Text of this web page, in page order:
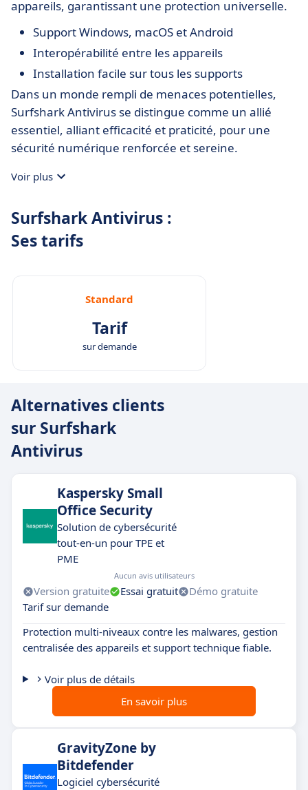
appareils, garantissant une protection universelle.
Support Windows, macOS et Android
Interopérabilité entre les appareils
Installation facile sur tous les supports
Dans un monde rempli de menaces potentielles,
Surfshark Antivirus se distingue comme un allié
essentiel, alliant efficacité et praticité, pour une
sécurité numérique renforcée et sereine.
Voir plus
Surfshark Antivirus :
Ses tarifs
Standard
Tarif
sur demande
Alternatives clients
sur Surfshark
Antivirus
Kaspersky Small
Office Security
Solution de cybersécurité
tout-en-un pour TPE et
PME
Aucun avis utilisateurs
Version gratuite Essai gratuit
Démo gratuite
Tarif sur demande
Protection multi-niveaux contre les malwares, gestion
centralisée des appareils et support technique fiable.
Voir plus de détails
En savoir plus
GravityZone by
Bitdefender
Logiciel cybersécurité